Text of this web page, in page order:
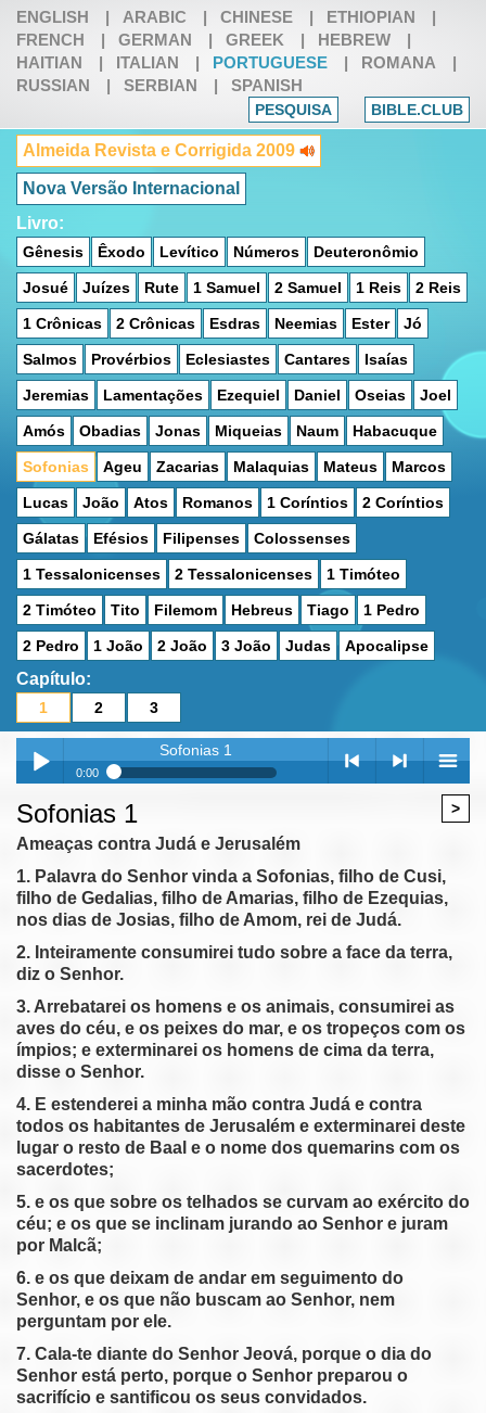
ENGLISH | ARABIC | CHINESE | ETHIOPIAN
|
FRENCH
| GERMAN | GREEK | HEBREW
|
HAITIAN
| ITALIAN | PORTUGUESE | ROMANA
|
RUSSIAN
| SERBIAN | SPANISH
PESQUISA BIBLE.CLUB
Almeida Revista e Corrigida 2009
Nova Versão Internacional
Livro:
Gênesis Êxodo Levítico Números Deuteronômio
Josué Juízes Rute 1 Samuel 2 Samuel 1 Reis 2 Reis
1 Crônicas 2 Crônicas Esdras Neemias Ester Jó
Salmos Provérbios Eclesiastes Cantares Isaías
Jeremias Lamentações Ezequiel Daniel Oseias Joel
Amós Obadias Jonas Miqueias Naum Habacuque
Sofonias Ageu Zacarias Malaquias Mateus Marcos
Lucas João Atos Romanos 1 Coríntios 2 Coríntios
Gálatas Efésios Filipenses Colossenses
1 Tessalonicenses 2 Tessalonicenses 1 Timóteo
2 Timóteo Tito Filemom Hebreus Tiago 1 Pedro
2 Pedro 1 João 2 João 3 João Judas Apocalipse
Capítulo:
1 2 3
Play /
pause
Sofonias 1
0:00
menu
Sofonias 1
Sofonias 3
>
Sofonias 1
Ameaças contra Judá e Jerusalém
1. Palavra do Senhor vinda a Sofonias, filho de Cusi,
filho de Gedalias, filho de Amarias, filho de Ezequias,
nos dias de Josias, filho de Amom, rei de Judá.
2. Inteiramente consumirei tudo sobre a face da terra,
diz o Senhor.
3. Arrebatarei os homens e os animais, consumirei as
aves do céu, e os peixes do mar, e os tropeços com os
ímpios; e exterminarei os homens de cima da terra,
disse o Senhor.
4. E estenderei a minha mão contra Judá e contra
todos os habitantes de Jerusalém e exterminarei deste
lugar o resto de Baal e o nome dos quemarins com os
sacerdotes;
5. e os que sobre os telhados se curvam ao exército do
céu; e os que se inclinam jurando ao Senhor e juram
por Malcã;
6. e os que deixam de andar em seguimento do
Senhor, e os que não buscam ao Senhor, nem
perguntam por ele.
7. Cala-te diante do Senhor Jeová, porque o dia do
Senhor está perto, porque o Senhor preparou o
sacrifício e santificou os seus convidados.